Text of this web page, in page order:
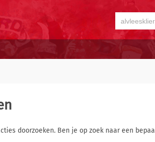
doorzoeken. Ben je op zoek naar een